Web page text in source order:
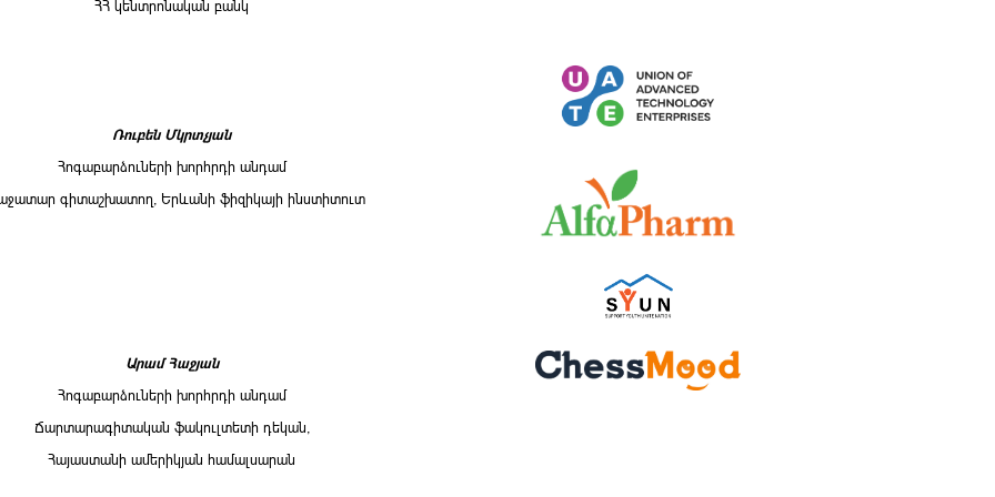
ՀՀ կենտրոնական բանկ
Ռուբեն Մկրտչյան
Հոգաբարձուների խորհրդի անդամ
գիտաշխատող, Երևանի ֆիզիկայի ինստիտուտ
Արամ Հաջյան
Հոգաբարձուների խորհրդի անդամ
Ճարտարագիտական ֆակուլտետի դեկան,
Հայաստանի ամերիկյան համալսարան